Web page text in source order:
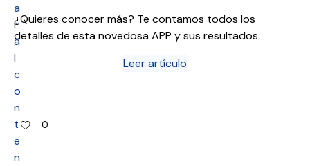
a
r
a
l
c
o
n
t
e
n
¿Quieres conocer más? Te contamos todos los
detalles de esta novedosa APP y sus resultados.
Leer artículo
0